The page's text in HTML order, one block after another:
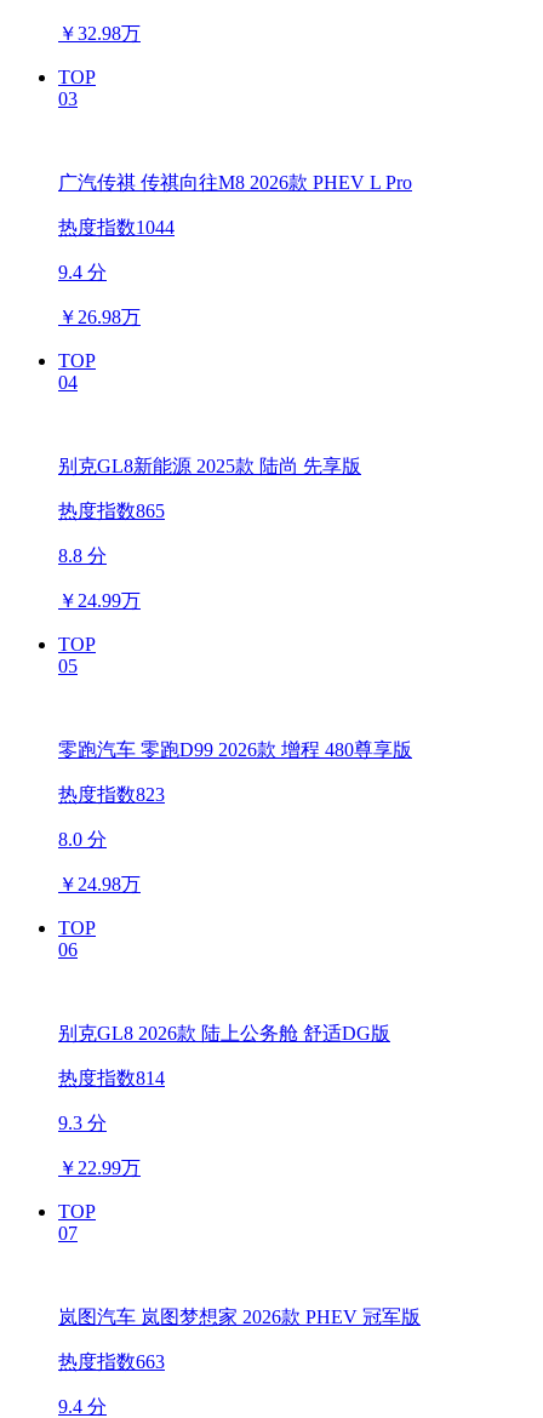
￥32.98万
TOP
03
广汽传祺 传祺向往M8 2026款 PHEV L Pro
热度指数1044
9.4 分
￥ 26.98万
TOP
04
别克GL8新能源 2025款 陆尚 先享版
热度指数865
8.8 分
￥ 24.99万
TOP
05
零跑汽车 零跑D99 2026款 增程 480尊享版
热度指数823
8.0 分
￥ 24.98万
TOP
06
别克GL8 2026款 陆上公务舱 舒适DG版
热度指数814
9.3 分
￥ 22.99万
TOP
07
岚图汽车 岚图梦想家 2026款 PHEV 冠军版
热度指数663
9.4 分